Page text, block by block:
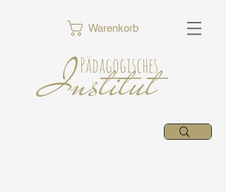
Warenkorb
Pädagogisches
Institut